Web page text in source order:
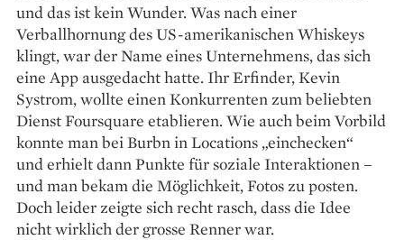
und das ist kein Wunder. Was nach ­einer
Verballhornung des US-amerikanischen Whiskeys
klingt, war der Name ­eines Unternehmens, das sich
eine App ausgedacht hatte. Ihr Erfinder, ­Kevin
Systrom, wollte ­einen Konkurrenten zum beliebten
Dienst Foursquare etablieren. Wie auch beim Vorbild
konnte man bei Burbn in Locations „einchecken“
und ­erhielt dann Punkte für soziale Interaktionen –
und man bekam die Möglichkeit, Fotos zu posten.
Doch leider zeigte sich recht rasch, dass die Idee
nicht wirklich der grosse Renner war.